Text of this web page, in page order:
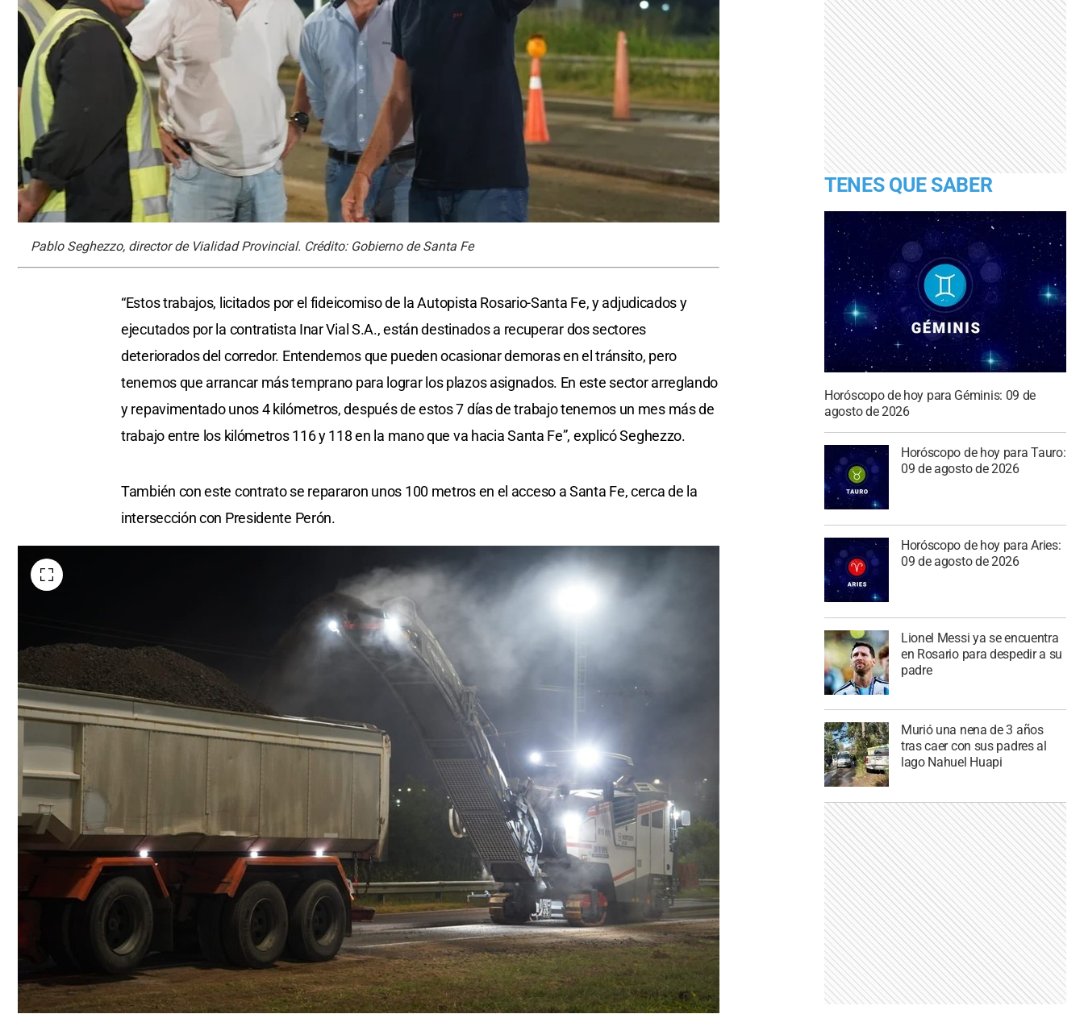
Pablo Seghezzo, director de Vialidad Provincial. Crédito: Gobierno de Santa Fe
“Estos trabajos, licitados por el fideicomiso de la Autopista Rosario-Santa Fe, y adjudicados y
ejecutados por la contratista Inar Vial S.A., están destinados a recuperar dos sectores
deteriorados del corredor. Entendemos que pueden ocasionar demoras en el tránsito, pero
tenemos que arrancar más temprano para lograr los plazos asignados. En este sector arreglando
y repavimentado unos 4 kilómetros, después de estos 7 días de trabajo tenemos un mes más de
trabajo entre los kilómetros 116 y 118 en la mano que va hacia Santa Fe”, explicó Seghezzo.
También con este contrato se repararon unos 100 metros en el acceso a Santa Fe, cerca de la
intersección con Presidente Perón.
TENES QUE SABER
Horóscopo de hoy para Géminis: 09 de
agosto de 2026
Horóscopo de hoy para Tauro:
09 de agosto de 2026
Horóscopo de hoy para Aries:
09 de agosto de 2026
Lionel Messi ya se encuentra
en Rosario para despedir a su
padre
Murió una nena de 3 años
tras caer con sus padres al
lago Nahuel Huapi